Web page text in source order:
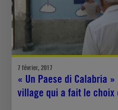
7 février, 2017
« Un Paese di Calabria »
village qui a fait le choix